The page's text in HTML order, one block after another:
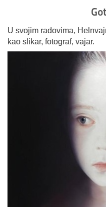
U svojim radovima,
kao slikar, fotograf, vajar.